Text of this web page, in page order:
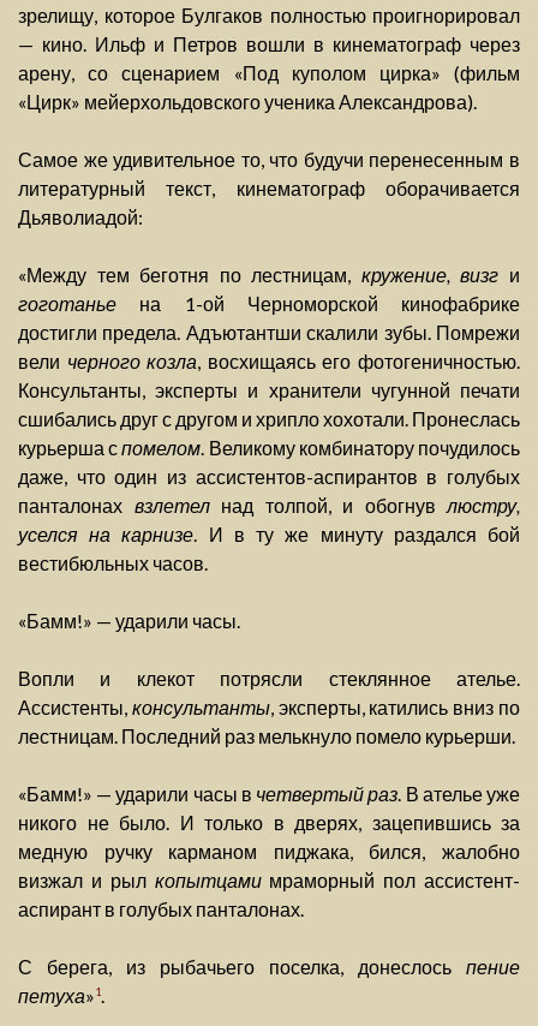
зрелищу, которое Булгаков полностью проигнорировал
— кино. Ильф и Петров вошли в кинематограф через
арену, со сценарием «Под куполом цирка» (фильм
«Цирк» мейерхольдовского ученика Александрова).
Самое же удивительное то, что будучи перенесенным в
литературный текст, кинематограф оборачивается
Дьяволиадой:
«Между тем беготня по лестницам, кружение, визг и
гоготанье на 1-ой Черноморской кинофабрике
достигли предела. Адъютантши скалили зубы. Помрежи
вели черного козла, восхищаясь его фотогеничностью.
Консультанты, эксперты и хранители чугунной печати
сшибались друг с другом и хрипло хохотали. Пронеслась
курьерша спомелом. Великому комбинатору почудилось
даже, что один из ассистентов-аспирантов в голубых
панталонах взлетелнад толпой, и обогнув люстру,
уселся на карнизе. И в ту же минуту раздался бой
вестибюльных часов.
«Бамм!» — ударили часы.
Вопли и клекот потрясли стеклянное ателье.
Ассистенты, консультанты, эксперты, катились вниз по
лестницам. Последний раз мелькнуло помело курьерши.
«Бамм!» — ударили часы в четвертый раз. В ателье уже
никого не было. И только в дверях, зацепившись за
медную ручку карманом пиджака, бился, жалобно
визжал и рыл копытцамимраморный пол ассистент-
аспирант в голубых панталонах.
С берега, из рыбачьего поселка, донеслось пение
петуха»1.